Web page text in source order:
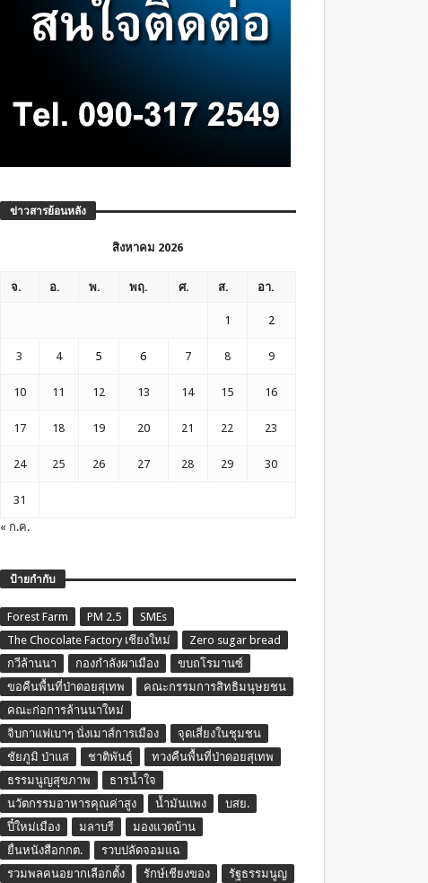
ข่าวสารย้อนหลัง
สิงหาคม 2026
จ. อ. พ. พฤ. ศ. ส. อา.
1 2
3 4 5 6 7 8 9
10 11 12 13 14 15 16
17 18 19 20 21 22 23
24 25 26 27 28 29 30
31
« ก.ค.
ป้ายกำกับ
Forest Farm PM 2.5
SMEs
The Chocolate Factory เชียงใหม่
Zero sugar bread
กวีล้านนา
กองกำลังผาเมือง
ขบถโรมานซ์
ขอคืนพื้นที่ป่าดอยสุเทพ
คณะกรรมการสิทธิมนุษยชน
คณะก่อการล้านนาใหม่
จิบกาแฟเบาๆ นั่งเมาส์การเมือง
จุดเสี่ยงในชุมชน
ชัยภูมิ ป่าแส
ชาติพันธุ์
ทวงคืนพื้นที่ป่าดอยสุเทพ
ธรรมนูญสุขภาพ
ธารน้ำใจ
นวัตกรรมอาหารคุณค่าสูง
น้ำมันแพง
บสย.
ปี๋ใหม่เมือง
มลาบรี
มองแวดบ้าน
ยื่นหนังสือกกต.
รวบปลัดจอมแฉ
รวมพลคนอยากเลือกตั้ง
รักษ์เชียงของ รัฐธรรมนูญ